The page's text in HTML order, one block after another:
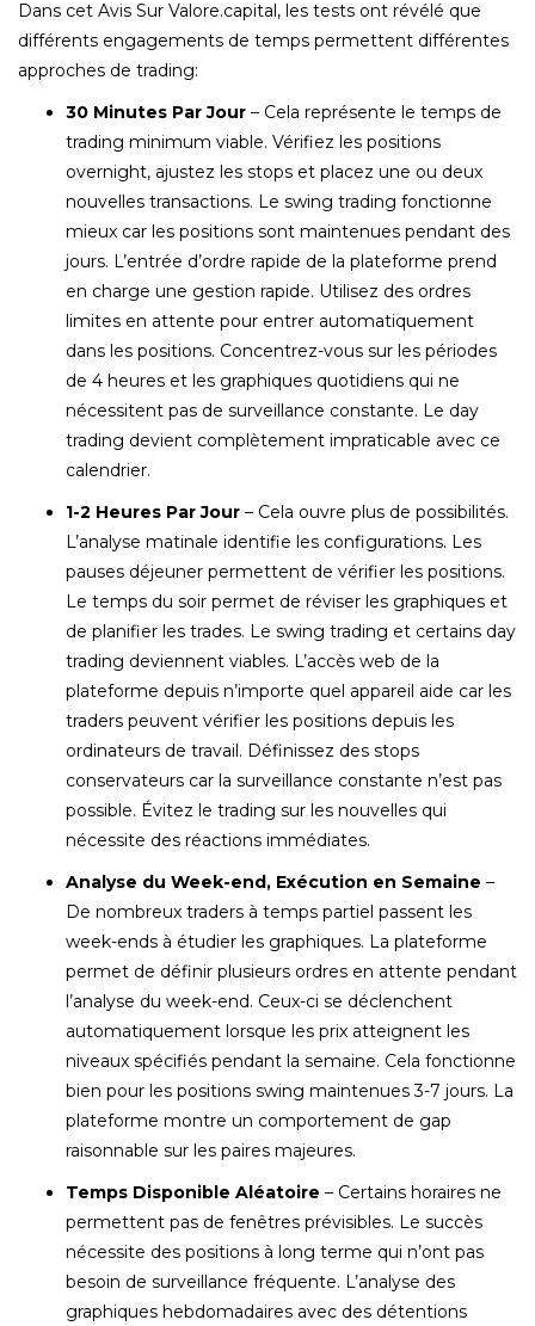
Dans cet Avis Sur Valore.capital, les tests ont révélé que
différents engagements de temps permettent différentes
approches de trading:
30 Minutes Par Jour – Cela représente le temps de
trading minimum viable. Vérifiez les positions
overnight, ajustez les stops et placez une ou deux
nouvelles transactions. Le swing trading fonctionne
mieux car les positions sont maintenues pendant des
jours. L’entrée d’ordre rapide de la plateforme prend
en charge une gestion rapide. Utilisez des ordres
limites en attente pour entrer automatiquement
dans les positions. Concentrez-vous sur les périodes
de 4 heures et les graphiques quotidiens qui ne
nécessitent pas de surveillance constante. Le day
trading devient complètement impraticable avec ce
calendrier.
1-2 Heures Par Jour – Cela ouvre plus de possibilités.
L’analyse matinale identifie les configurations. Les
pauses déjeuner permettent de vérifier les positions.
Le temps du soir permet de réviser les graphiques et
de planifier les trades. Le swing trading et certains day
trading deviennent viables. L’accès web de la
plateforme depuis n’importe quel appareil aide car les
traders peuvent vérifier les positions depuis les
ordinateurs de travail. Définissez des stops
conservateurs car la surveillance constante n’est pas
possible. Évitez le trading sur les nouvelles qui
nécessite des réactions immédiates.
Analyse du Week-end, Exécution en Semaine –
De nombreux traders à temps partiel passent les
week-ends à étudier les graphiques. La plateforme
permet de définir plusieurs ordres en attente pendant
l’analyse du week-end. Ceux-ci se déclenchent
automatiquement lorsque les prix atteignent les
niveaux spécifiés pendant la semaine. Cela fonctionne
bien pour les positions swing maintenues 3-7 jours. La
plateforme montre un comportement de gap
raisonnable sur les paires majeures.
Temps Disponible Aléatoire – Certains horaires ne
permettent pas de fenêtres prévisibles. Le succès
nécessite des positions à long terme qui n’ont pas
besoin de surveillance fréquente. L’analyse des
graphiques hebdomadaires avec des détentions